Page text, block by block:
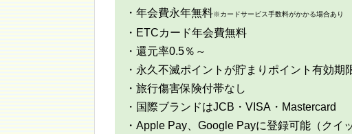
・年会費永年無料※カードサービス手数料がかかる場合あり
・ETCカード年会費無料
・還元率0.5％～
・永久不滅ポイントが貯まりポイント有効期
・旅行傷害保険付帯なし
・国際ブランドはJCB・VISA・Mastercard
・Apple Pay、Google Payに登録可能（クイ